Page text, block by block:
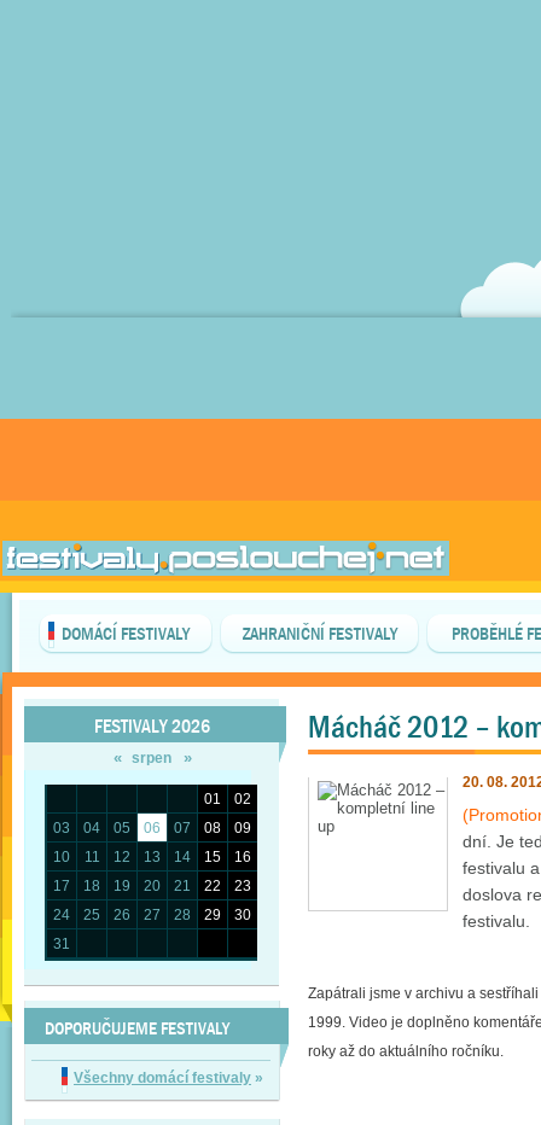
DOMÁCÍ FESTIVALY ZAHRANIČNÍ FESTIVALY PROBĚHLÉ
FESTIVALY 2026
« srpen »
01
02
03
04 05 06 07 08
09
10
11 12 13 14 15
16
17
18 19 20 21 22
23
24
25 26 27 28 29
30
31
DOPORUČUJEME FESTIVALY
Všechny domácí festivaly »
Mácháč 2012 –
20. 08.
dní. Je
festivalu
doslova
festivalu.
Zapátrali jsme v archivu a
1999. Video je doplněno
roky až do aktuálního ročníku.